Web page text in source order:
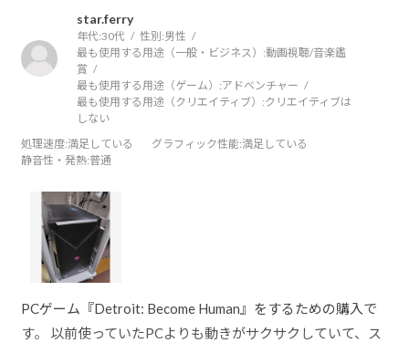
star.ferry
年代:30代 性別:男性
最も使用する用途（一般・ビジネス）:動画視聴/音楽鑑
賞
最も使用する用途（ゲーム）:アドベンチャー
最も使用する用途（クリエイティブ）:クリエイティブは
しない
処理速度:満足している グラフィック性能:満足している
静音性・発熱:普通
PCゲーム『Detroit: Become Human』をするための購入で
す。 以前使っていたPCよりも動きがサクサクしていて、ス